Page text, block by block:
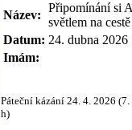
Název:
Připomínání si
světlem na cestě
Datum: 24. dubna 2026
Imám:
Páteční kázání 24. 4. 2026